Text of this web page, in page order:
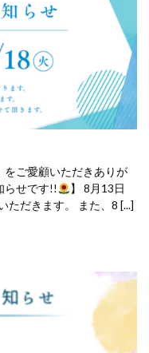
をご愛顧いただきありが
らせです!!
】 8月13日
ただきます。 また、8 [...]